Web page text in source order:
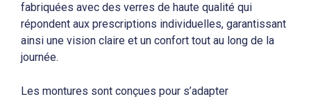
fabriquées avec des verres de haute qualité qui
répondent aux prescriptions individuelles, garantissant
ainsi une vision claire et un confort tout au long de la
journée.
Les montures sont conçues pour s’adapter